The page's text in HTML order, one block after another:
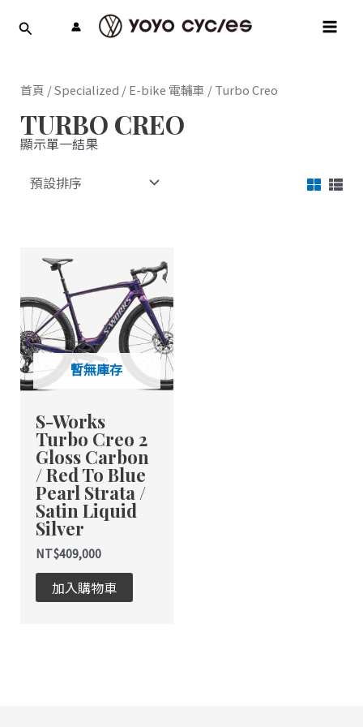
首頁 /Specialized /E-bike 電輔車 / Turbo Creo
TURBO CREO
顯示單一結果
暫無庫存
S-Works
Turbo Creo 2
Gloss Carbon
/ Red To Blue
Pearl Strata /
Satin Liquid
Silver
NT$409,000
加入購物車
產
品
有
多
種
款
在
產
品
頁
面
選
項